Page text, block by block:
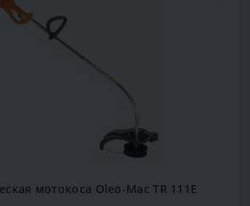
мотокоса Oleo-Mac TR 111Е